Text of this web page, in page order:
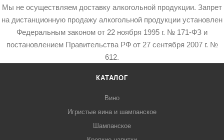
Мы не осуществляем доставку алкогольной продукции. Запрет
на дистанционную продажу алкогольной продукции установлен
Федеральным законом от 22 ноября 1995 г. № 171-ФЗ и
постановлением Правительства РФ от 27 сентября 2007 г. №
612.
КАТАЛОГ
Вино
Игристые вина и шампанское
Шампанское